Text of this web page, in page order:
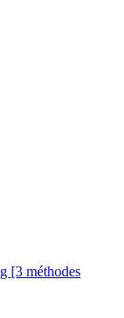
[3 méthodes